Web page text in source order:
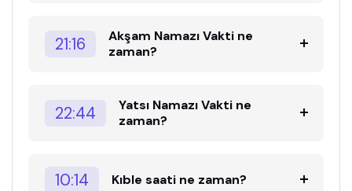
21:16
Akşam Namazı Vakti ne
zaman?
22:44
Yatsı Namazı Vakti ne
zaman?
10:14 Kıble saati ne zaman?